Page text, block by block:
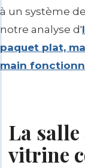
à un système
notre analyse d'
paquet plat,
main
La
vitrine